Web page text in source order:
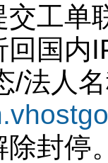
工单
回国内
/法人
除封停